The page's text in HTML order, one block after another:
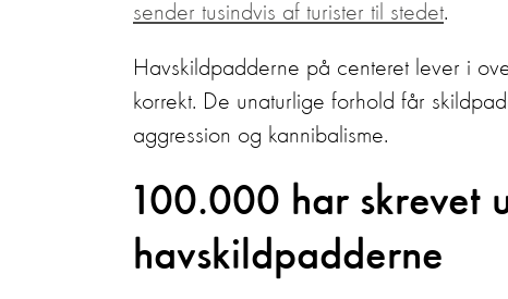
sender tusindvis af turister til stedet.
Havskildpadderne på centeret lever i
korrekt. De unaturlige forhold får
aggression og kannibalisme.
100.000 har skrevet
havskildpadderne